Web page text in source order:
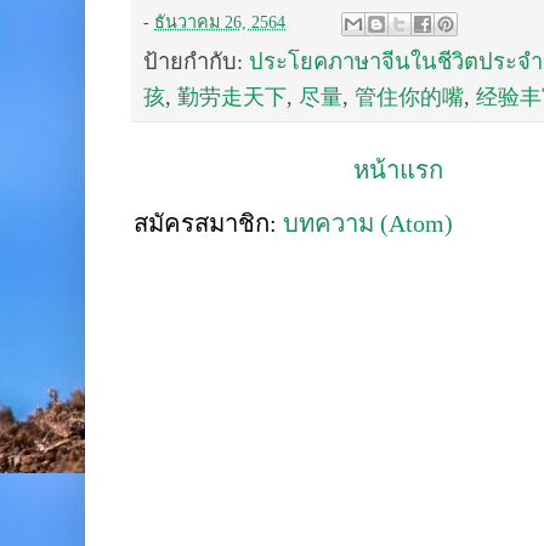
- ธันวาคม 26, 2564
ป้ายกำกับ: ประโยคภาษาจีนในชีวิตประจ
孩, 勤劳走天下, 尽量, 管住你的嘴, 经验
หน้าแรก
สมัครสมาชิก: บทความ (Atom)